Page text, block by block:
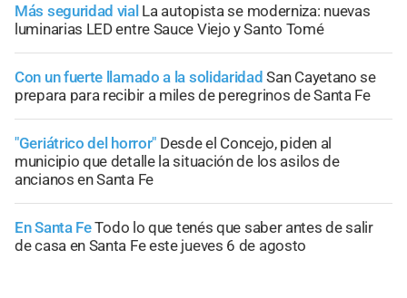
Más seguridad vial La autopista se moderniza: nuevas
luminarias LED entre Sauce Viejo y Santo Tomé
Con un fuerte llamado a la solidaridad San Cayetano se
prepara para recibir a miles de peregrinos de Santa Fe
"Geriátrico del horror" Desde el Concejo, piden al
municipio que detalle la situación de los asilos de
ancianos en Santa Fe
En Santa FeTodo lo que tenés que saber antes de salir
de casa en Santa Fe este jueves 6 de agosto